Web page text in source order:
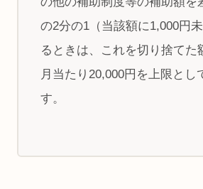
の2分の1（当該額に1,000円
るときは、これを切り捨てた
月当たり20,000円を上限とし
す。